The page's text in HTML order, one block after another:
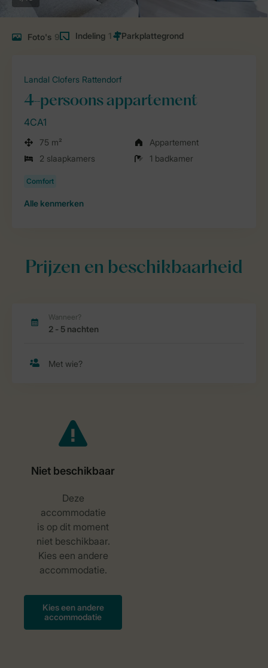
Foto's 9 Indeling 1
Landal Clofers Rattendorf
4-persoons appartement
4CA1
75 m²
Appartement
2 slaapkamers
1 badkamer
Alle kenmerken
Prijzen en beschikbaarheid